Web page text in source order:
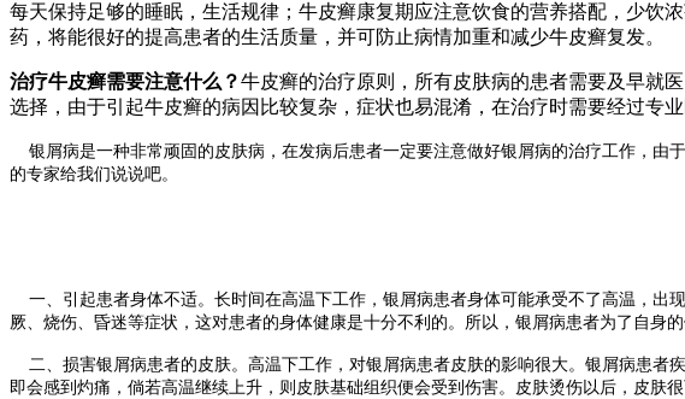
每天保持足够的睡眠，生活规律；牛皮癣康复期应注意饮食的营养搭配，少饮
药，将能很好的提高患者的生活质量，并可防止病情加重和减少牛皮癣复发。
治疗牛皮癣需要注意什么？牛皮癣的治疗原则，所有皮肤病的患者需要及早就
选择，由于引起牛皮癣的病因比较复杂，症状也易混淆，在治疗时需要经过专
银屑病是一种非常顽固的皮肤病，在发病后患者一定要注意做好银屑病的治疗工作，由
的专家给我们说说吧。
一、引起患者身体不适。长时间在高温下工作，银屑病患者身体可能承受不了高温，出
厥、烧伤、昏迷等症状，这对患者的身体健康是十分不利的。所以，银屑病患者为了自身
二、损害银屑病患者的皮肤。高温下工作，对银屑病患者皮肤的影响很大。银屑病患者
即会感到灼痛，倘若高温继续上升，则皮肤基础组织便会受到伤害。皮肤烫伤以后，皮肤